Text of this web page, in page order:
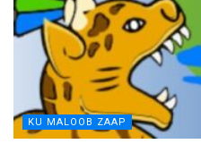
KU MALOOB ZAAP